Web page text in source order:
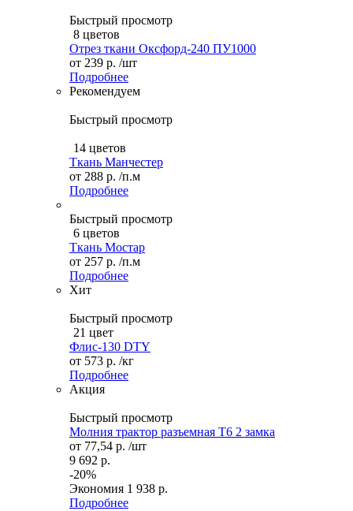
Быстрый просмотр
8 цветов
Отрез ткани Оксфорд-240 ПУ1000
от 239 р. /шт
Подробнее
Рекомендуем
Быстрый просмотр
14 цветов
Ткань Манчестер
от 288 р. /п.м
Подробнее
Быстрый просмотр
6 цветов
Ткань Мостар
от 257 р. /п.м
Подробнее
Хит
Быстрый просмотр
21 цвет
Флис-130 DTY
от 573 р. /кг
Подробнее
Акция
Быстрый просмотр
Молния трактор разъемная Т6 2 замка
от 77,54 р. /шт
9 692 р.
-20%
Экономия 1 938 р.
Подробнее